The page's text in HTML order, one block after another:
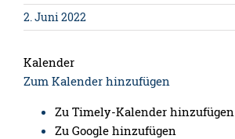
2. Juni 2022
Kalender
Zum Kalender hinzufügen
Zu Timely-Kalender hinzufügen
Zu Google hinzufügen